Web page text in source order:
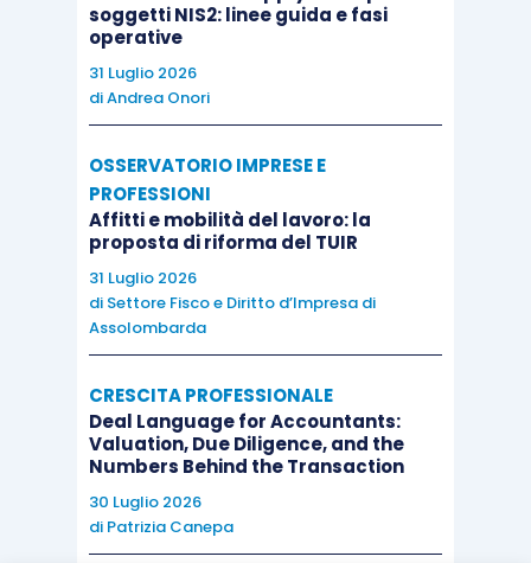
coinvolti e dei formatori qualificati, nonché
meglio specificare
funzione delle comunicazioni periodiche al
GSE.
In sintesi, il Piano 5.0 appare
progetti finalizzati alla duplice transizione
digitale ed energetica,
di investimenti “trainati” in impianti di
autoproduzione di energia da FER e formazione
L’effettivo ottenimento dell’agevolazione
richiede, tuttavia,precisione e tempestività di
progettazione dell’investimento e successiva
realizzazione, puntualità e correttezza nella
soggetti NIS2: linee guida e fasi
operative
31 Luglio 2026
diAndrea Onori
OSSERVATORIO IMPRESE E
PROFESSIONI
Affitti e mobilità del lavoro: la
proposta di riforma del TUIR
31 Luglio 2026
di Settore Fisco e Diritto d’Impresa di
Assolombarda
CRESCITA PROFESSIONALE
Deal Language for Accountants:
Valuation, Due Diligence, and the
Numbers Behind the Transaction
30 Luglio 2026
di Patrizia Canepa